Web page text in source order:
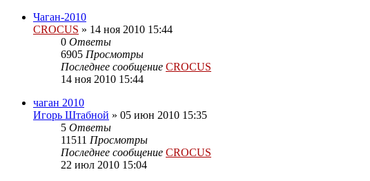
Чаган-2010
CROCUS » 14 ноя 2010 15:44
0 Ответы
6905 Просмотры
Последнее сообщение CROCUS
14 ноя 2010 15:44
чаган 2010
Игорь Штабной » 05 июн 2010 15:35
5 Ответы
11511 Просмотры
Последнее сообщение CROCUS
22 июл 2010 15:04